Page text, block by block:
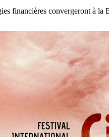
financières convergeront à